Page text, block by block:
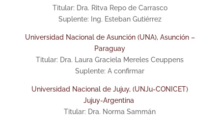
Titular: Dra. Ritva Repo de Carrasco
Suplente: Ing. Esteban Gutiérrez
Universidad Nacional de Asunción (UNA), Asunción –
Paraguay
Titular: Dra. Laura Graciela Mereles Ceuppens
Suplente: A confirmar
Universidad Nacional de Jujuy, (UNJu-CONICET)
Jujuy-Argentina
Titular: Dra. Norma Sammán